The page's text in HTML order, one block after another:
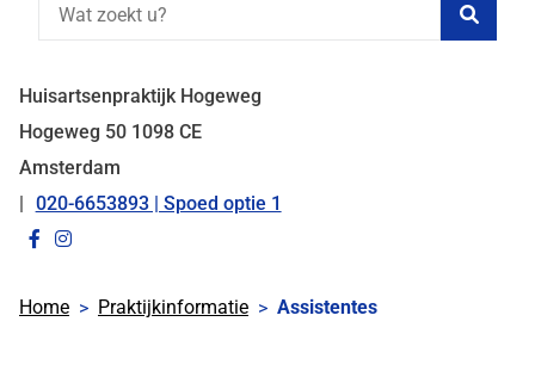
Huisartsenpraktijk Hogeweg
Hogeweg 50 1098 CE
Amsterdam
Tel:
020-6653893 | Spoed optie 1
Bezoek
facebook
Bezoek
Instagram
Home Praktijkinformatie Assistentes